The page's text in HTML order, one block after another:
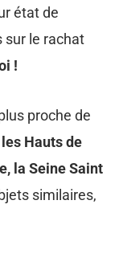
état de
sur le rachat
!
proche de
Hauts de
la Seine Saint
similaires,